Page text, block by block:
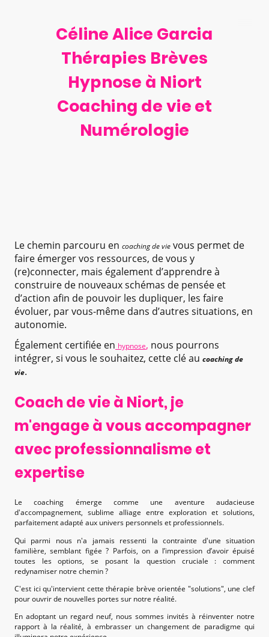
Céline Alice Garcia
Thérapies Brèves
Hypnose à Niort
Coaching de vie et
Numérologie
Le chemin parcouru en coaching de vie vous permet de
faire émerger vos ressources, de vous y
(re)connecter, mais également d’apprendre à
construire de nouveaux schémas de pensée et
d’action afin de pouvoir les dupliquer, les faire
évoluer, par vous-même dans d’autres situations, en
autonomie.
Également certifiée en hypnose, nous pourrons
intégrer, si vous le souhaitez, cette clé au coaching de
vie.
Coach de vie à Niort, je
m'engage à vous accompagner
avec professionnalisme et
expertise
Le coaching émerge comme une aventure audacieuse
d'accompagnement, sublime alliage entre exploration et solutions,
parfaitement adapté aux univers personnels et professionnels.
Qui parmi nous n'a jamais ressenti la contrainte d'une situation
familière, semblant figée ? Parfois, on a l’impression d’avoir épuisé
toutes les options, se posant la question cruciale : comment
redynamiser notre chemin ?
C'est ici qu'intervient cette thérapie brève orientée "solutions", une clef
pour ouvrir de nouvelles portes sur notre réalité.
En adoptant un regard neuf, nous sommes invités à réinventer notre
rapport à la réalité, à embrasser un changement de paradigme qui